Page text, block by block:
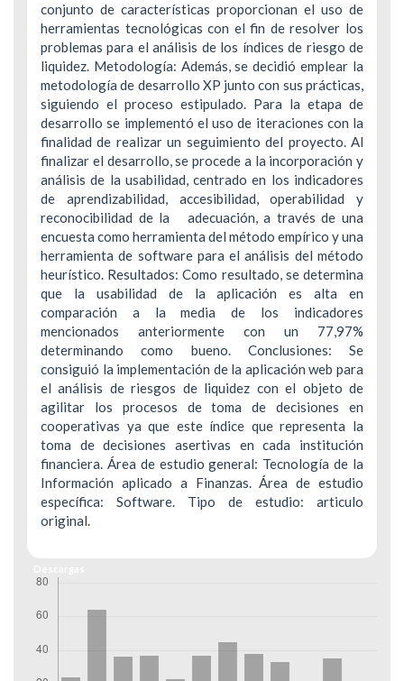
conjunto de características proporcionan el uso de
herramientas tecnológicas con el fin de resolver los
problemas para el análisis de los índices de riesgo de
liquidez. Metodología: Además, se decidió emplear la
metodología de desarrollo XP junto con sus prácticas,
siguiendo el proceso estipulado. Para la etapa de
desarrollo se implementó el uso de iteraciones con la
finalidad de realizar un seguimiento del proyecto. Al
finalizar el desarrollo, se procede a la incorporación y
análisis de la usabilidad, centrado en los indicadores
de aprendizabilidad, accesibilidad, operabilidad y
reconocibilidad de la adecuación, a través de una
encuesta como herramienta del método empírico y una
herramienta de software para el análisis del método
heurístico. Resultados: Como resultado, se determina
que la usabilidad de la aplicación es alta en
comparación a la media de los indicadores
mencionados anteriormente con un 77,97%
determinando como bueno. Conclusiones: Se
consiguió la implementación de la aplicación web para
el análisis de riesgos de liquidez con el objeto de
agilitar los procesos de toma de decisiones en
cooperativas ya que este índice que representa la
toma de decisiones asertivas en cada institución
financiera. Área de estudio general: Tecnología de la
Información aplicado a Finanzas. Área de estudio
específica: Software. Tipo de estudio: articulo
original.